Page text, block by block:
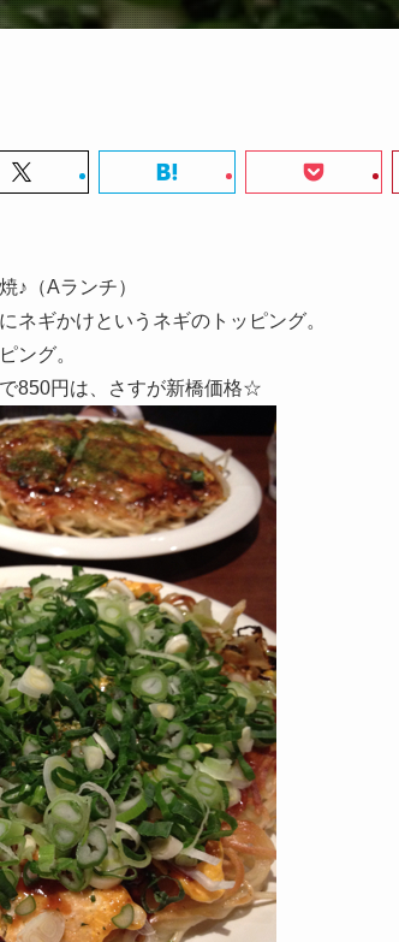
♪（Aランチ）
ネギかけというネギのトッピング。
ング。
850円は、さすが新橋価格☆